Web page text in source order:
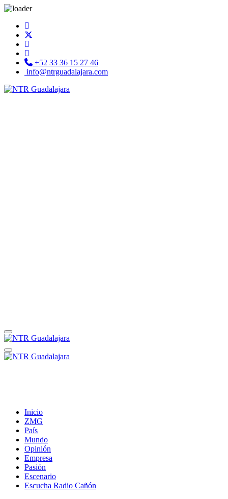
+52 33 36 15 27 46
info@ntrguadalajara.com
Inicio
ZMG
País
Mundo
Opinión
Empresa
Pasión
Escenario
Escucha Radio Cañón